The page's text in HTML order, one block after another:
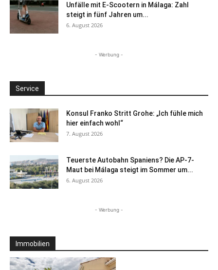
Unfälle mit E-Scootern in Málaga: Zahl
steigt in fünf Jahren um...
6. August 2026
- Werbung -
Service
Konsul Franko Stritt Grohe: „Ich fühle mich
hier einfach wohl“
7. August 2026
Teuerste Autobahn Spaniens? Die AP-7-
Maut bei Málaga steigt im Sommer um...
6. August 2026
- Werbung -
Immobilien